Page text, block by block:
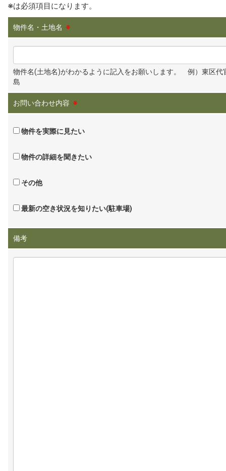
※は必須項目になります。
物件名・土地名 ※
物件名(土地名)がわかるように記入をお願いします。 例）東区代
島
お問い合わせ内容 ※
物件を実際に見たい
物件の詳細を聞きたい
その他
最新の空き状況を知りたい(駐車場)
備考